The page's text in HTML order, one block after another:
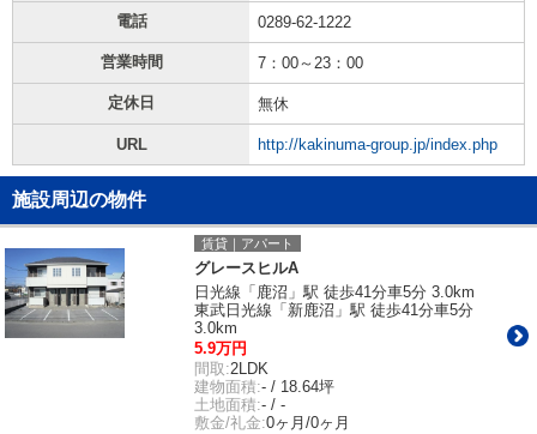
電話 0289-62-1222
営業時間 7：00～23：00
定休日 無休
URL http://kakinuma-group.jp/index.php
施設周辺の物件
賃貸｜アパート
グレースヒルA
日光線「鹿沼」駅 徒歩41分車5分 3.0km
東武日光線「新鹿沼」駅 徒歩41分車5分
3.0km
5.9万円
間取:2LDK
建物面積:- / 18.64坪
土地面積:- / -
敷金/礼金:0ヶ月/0ヶ月